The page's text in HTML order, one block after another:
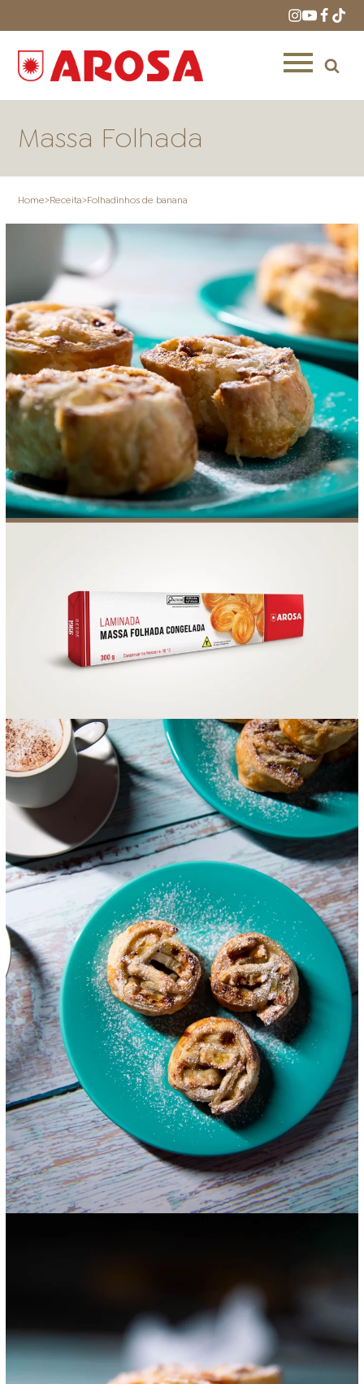
ONDE COMPRAR LOJAS AROSA
DISTRIBUIDORES E
REPRESENTANTES
FOOD SERVICE EMPRESA AGENDA DE CURSOS
INVERNO
Massa Folhada
Home>Receita>Folhadinhos de banana